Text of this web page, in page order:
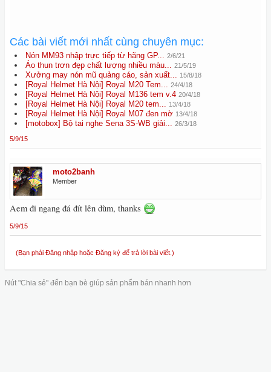
Các bài viết mới nhất cùng chuyên mục:
Nón MM93 nhập trực tiếp từ hãng GP... 2/6/21
Áo thun trơn đẹp chất lượng nhiều màu... 21/5/19
Xưởng may nón mũ quảng cáo, sản xuất... 15/8/18
[Royal Helmet Hà Nội] Royal M20 Tem... 24/4/18
[Royal Helmet Hà Nội] Royal M136 tem v.4 20/4/18
[Royal Helmet Hà Nội] Royal M20 tem... 13/4/18
[Royal Helmet Hà Nội] Royal M07 đen mờ 13/4/18
[motobox] Bộ tai nghe Sena 3S-WB giải... 26/3/18
5/9/15
moto2banh
Member
Aem đi ngang đá đít lên dùm, thanks
5/9/15
(Bạn phải Đăng nhập hoặc Đăng ký để trả lời bài viết.)
Nút "Chia sẻ" đến bạn bè giúp sản phẩm bán nhanh hơn